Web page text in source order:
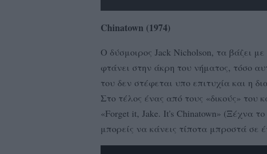
Chinatown (1974)
Ο δύσμοιρος Jack Nicholson, τα βάζει
φτάνει στην άκρη του νήματος, τόσο
του δεν στέφεται υπο επιτυχία και η
Στο τέλος ένας από τους «δικούς» του
«Forget it, Jake. It's Chinatown» (Ξέχνα
μπορείς να κάνεις τίποτα μπροστά σε